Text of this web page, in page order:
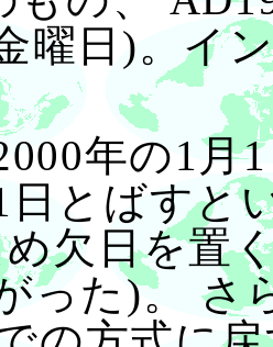
曜日)。イ
年の1月
日とばすと
欠日を置
った)。 さ